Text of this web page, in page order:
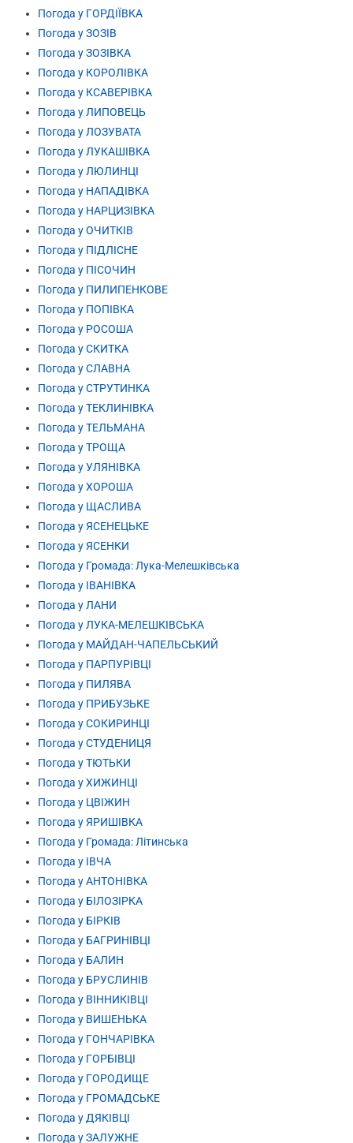
Погода у ГОРДІЇВКА
Погода у ЗОЗІВ
Погода у ЗОЗІВКА
Погода у КОРОЛІВКА
Погода у КСАВЕРІВКА
Погода у ЛИПОВЕЦЬ
Погода у ЛОЗУВАТА
Погода у ЛУКАШІВКА
Погода у ЛЮЛИНЦІ
Погода у НАПАДІВКА
Погода у НАРЦИЗІВКА
Погода у ОЧИТКІВ
Погода у ПІДЛІСНЕ
Погода у ПІСОЧИН
Погода у ПИЛИПЕНКОВЕ
Погода у ПОПІВКА
Погода у РОСОША
Погода у СКИТКА
Погода у СЛАВНА
Погода у СТРУТИНКА
Погода у ТЕКЛИНІВКА
Погода у ТЕЛЬМАНА
Погода у ТРОЩА
Погода у УЛЯНІВКА
Погода у ХОРОША
Погода у ЩАСЛИВА
Погода у ЯСЕНЕЦЬКЕ
Погода у ЯСЕНКИ
Погода у Громада: Лука-Мелешківська
Погода у ІВАНІВКА
Погода у ЛАНИ
Погода у ЛУКА-МЕЛЕШКІВСЬКА
Погода у МАЙДАН-ЧАПЕЛЬСЬКИЙ
Погода у ПАРПУРІВЦІ
Погода у ПИЛЯВА
Погода у ПРИБУЗЬКЕ
Погода у СОКИРИНЦІ
Погода у СТУДЕНИЦЯ
Погода у ТЮТЬКИ
Погода у ХИЖИНЦІ
Погода у ЦВІЖИН
Погода у ЯРИШІВКА
Погода у Громада: Літинська
Погода у ІВЧА
Погода у АНТОНІВКА
Погода у БІЛОЗІРКА
Погода у БІРКІВ
Погода у БАГРИНІВЦІ
Погода у БАЛИН
Погода у БРУСЛИНІВ
Погода у ВІННИКІВЦІ
Погода у ВИШЕНЬКА
Погода у ГОНЧАРІВКА
Погода у ГОРБІВЦІ
Погода у ГОРОДИЩЕ
Погода у ГРОМАДСЬКЕ
Погода у ДЯКІВЦІ
Погода у ЗАЛУЖНЕ